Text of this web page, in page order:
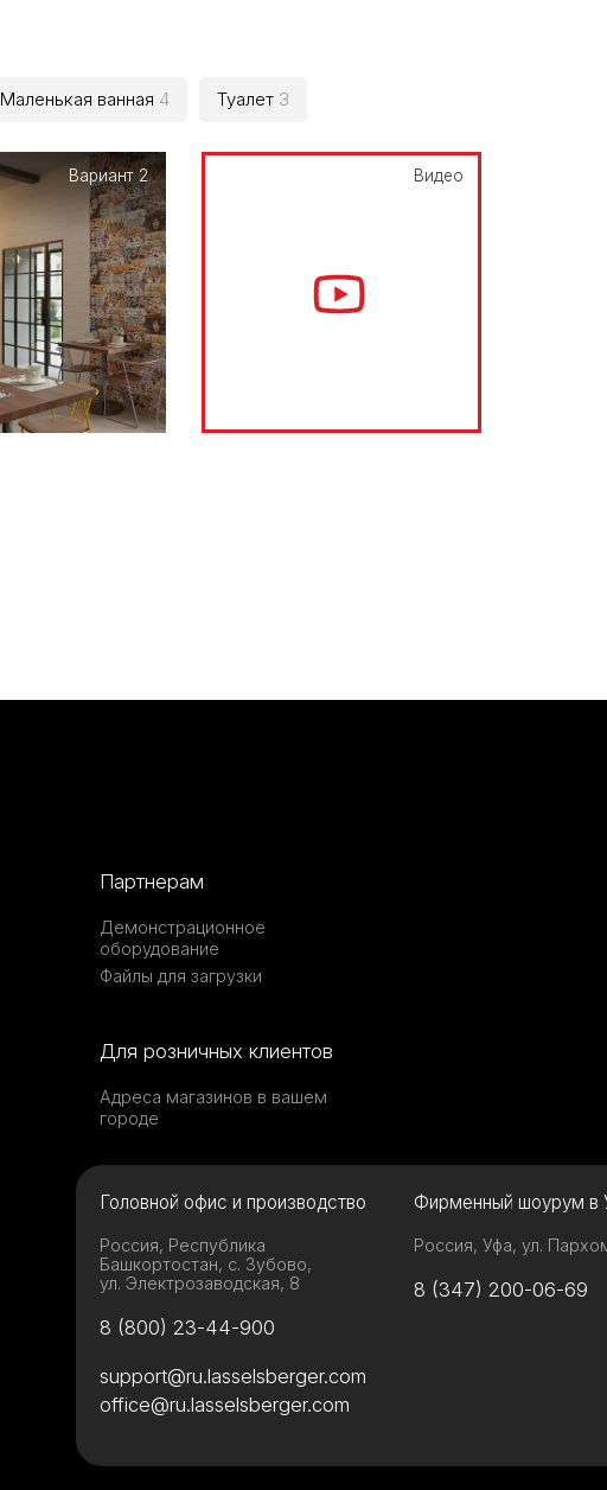
Маленькая ванная 4 Туалет 3
Вариант 2 Видео
Партнерам
Демонстрационное
оборудование
Файлы для загрузки
Для розничных клиентов
Адреса магазинов в вашем
городе
Головной офис и производство
Россия, Республика
Башкортостан, с. Зубово,
ул. Электрозаводская, 8
8 (800) 23-44-900
Фирменный шоурум в
Россия, Уфа, ул.
8 (347) 200-06-69
support@ru.lasselsberger.com
office@ru.lasselsberger.com